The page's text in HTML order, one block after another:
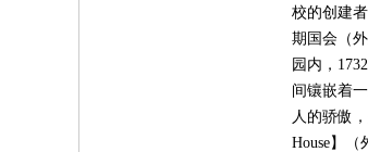
校的创建
期国会（
园内，
间镶嵌着
人的骄傲
House】